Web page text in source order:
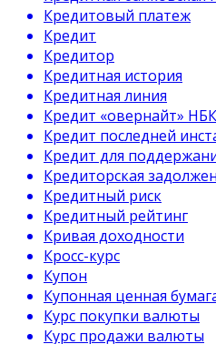
Кредитовый платеж
Кредит
Кредитор
Кредитная история
Кредитная линия
Кредит «овернайт»
Кредит последней
Кредит для
Кредиторская
Кредитный риск
Кредитный рейтинг
Кривая доходности
Кросс-курс
Купон
Купонная ценная
Курс покупки валюты
Курс продажи валюты